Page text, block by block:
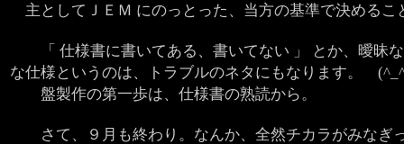
主としてＪＥＭ にのっとった、当方の基準で決めるこ
「 仕様書に書いてある、書いてない 」 とか、曖昧
な仕様というのは、トラブルのネタにもなります。
盤製作の第一歩は、仕様書の熟読から。
さて、９月も終わり。なんか、全然チカラがみなぎ